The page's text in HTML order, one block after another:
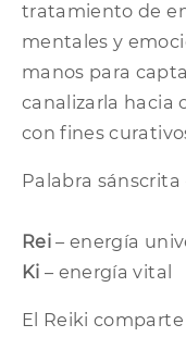
tratamiento de
mentales y
manos para
canalizarla hacia
con fines
Palabra sánscrita
Rei– energía
Ki – energía vital
El Reiki